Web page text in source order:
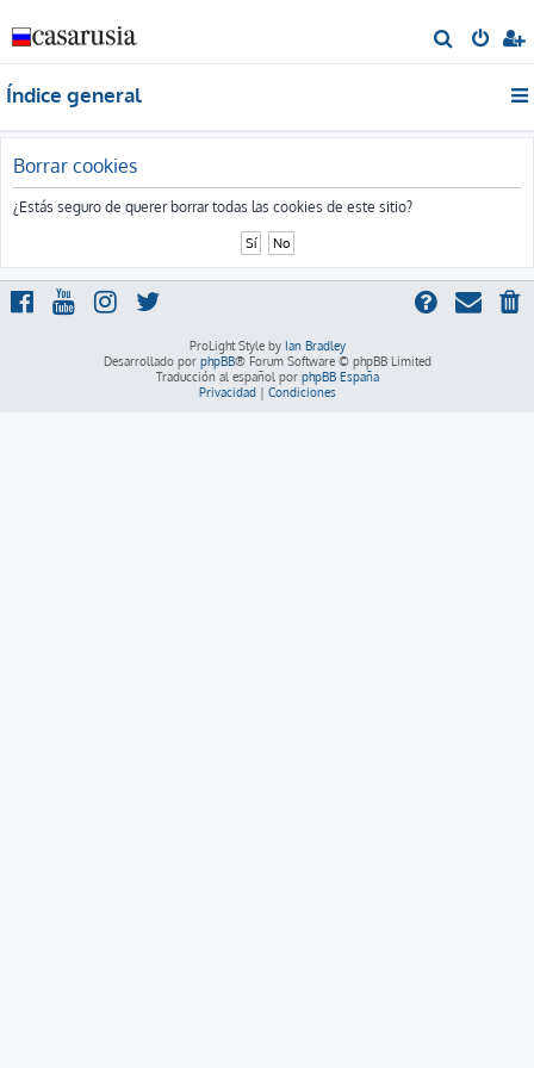
u
Índice general
Borrar cookies
¿Estás seguro de querer borrar todas las cookies de este sitio?
ProLight Style by Ian Bradley
Desarrollado por phpBB® Forum Software © phpBB Limited
Traducción al español por phpBB España
Privacidad| Condiciones